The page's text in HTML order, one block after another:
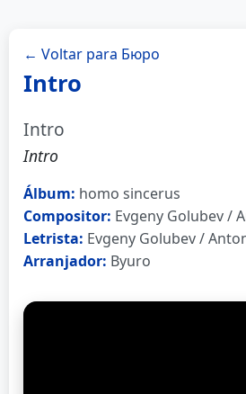
← Voltar para Бюро
Intro
Intro
Intro
Álbum: homo sincerus
Compositor: Evgeny Golubev /
Letrista: Evgeny Golubev /
Arranjador: Byuro